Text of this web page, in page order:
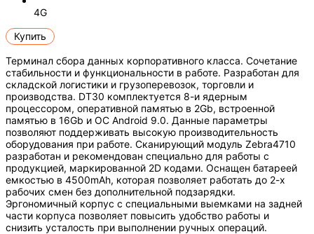
4G
Купить
Терминал сбора данных корпоративного класса. Сочетание
стабильности и функциональности в работе. Разработан для
складской логистики и грузоперевозок, торговли и
производства. DT30 комплектуется 8-и ядерным
процессором, оперативной памятью в 2Gb, встроенной
памятью в 16Gb и ОС Android 9.0. Данные параметры
позволяют поддерживать высокую производительность
оборудования при работе. Сканирующий модуль Zebra4710
разработан и рекомендован специально для работы с
продукцией, маркированной 2D кодами. Оснащен батареей
емкостью в 4500mAh, которая позволяет работать до 2-х
рабочих смен без дополнительной подзарядки.
Эргономичный корпус с специальными выемками на задней
части корпуса позволяет повысить удобство работы и
снизить усталость при выполнении ручных операций.